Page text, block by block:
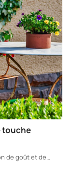
touche
de goût et de…